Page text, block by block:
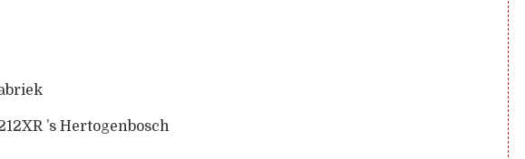
’s Hertogenbosch